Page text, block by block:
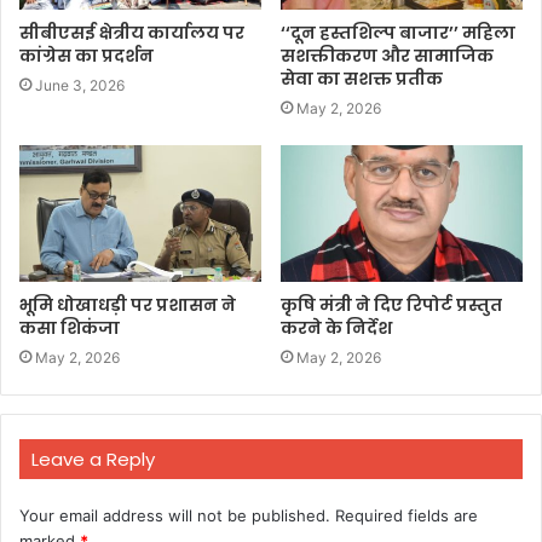
सीबीएसई क्षेत्रीय कार्यालय पर
कांग्रेस का प्रदर्शन
June 3, 2026
‘‘दून हस्तशिल्प बाजार’’ महिला
सशक्तीकरण और सामाजिक
सेवा का सशक्त प्रतीक
May 2, 2026
भूमि धोखाधड़ी पर प्रशासन ने
कसा शिकंजा
May 2, 2026
कृषि मंत्री ने दिए रिपोर्ट प्रस्तुत
करने के निर्देश
May 2, 2026
Leave a Reply
Your email address will not be published. Required fields are